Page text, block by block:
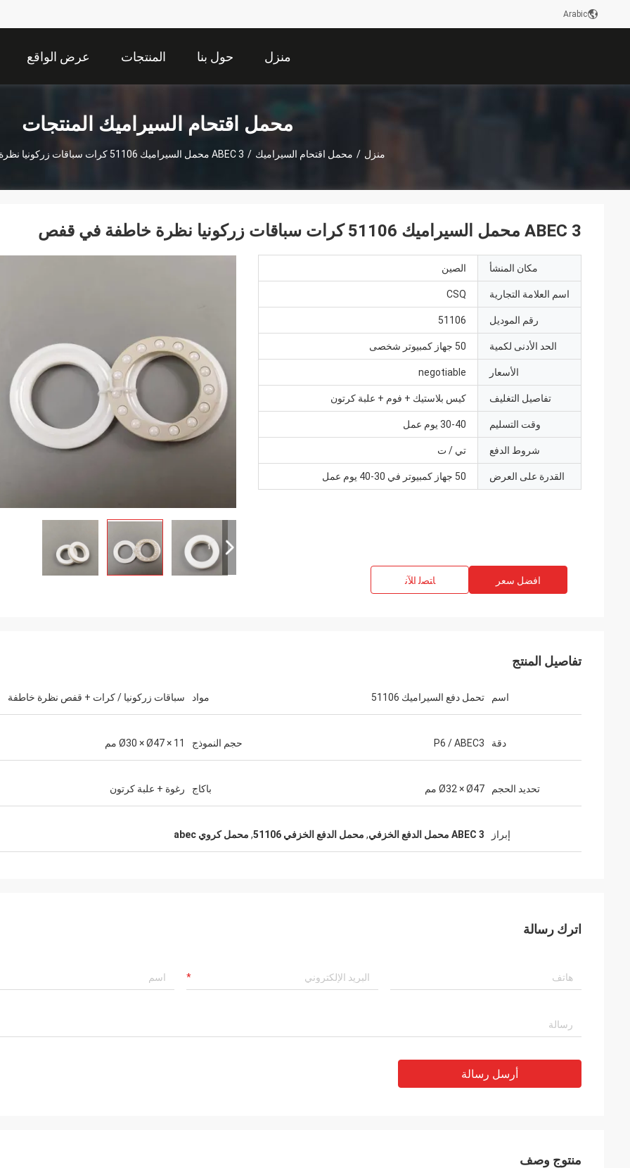
Arabic
منزل حول بنا المنتجات عرض الواقع
الافتراضي
محمل اقتحام السيراميك المنتجات
منزل / محمل اقتحام السيراميك / ABEC 3 محمل السيراميك 51106 كرات سباقات زركونيا نظرة خاطفة في قفص
ABEC 3 محمل السيراميك 51106 كرات سباقات زركونيا نظرة خاطفة في قفص
مكان المنشأ الصين
اسم العلامة التجارية CSQ
رقم الموديل 51106
الحد الأدنى لكمية 50 جهاز كمبيوتر شخصى
الأسعار negotiable
تفاصيل التغليف كيس بلاستيك + فوم + علبة كرتون
وقت التسليم 30-40 يوم عمل
شروط الدفع تي / ت
القدرة على العرض 50 جهاز كمبيوتر في 30-40 يوم عمل
افضل سعر ﺎﺘﺼﻟ ﺍﻶﻧ
تفاصيل المنتج
اسم تحمل دفع السيراميك 51106 مواد سباقات زركونيا / كرات + قفص نظرة خاطفة
دقة P6 / ABEC3 حجم النموذج Ø30 × Ø47 × 11 مم
تحديد الحجم Ø32 × Ø47 مم باكاج رغوة + علبة كرتون
إبراز ABEC 3 محمل الدفع الخزفي , محمل الدفع الخزفي 51106 , محمل كروي abec
اترك رسالة
أرسل رسالة
منتوج وصف